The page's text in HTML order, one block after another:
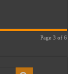
Page 3 of 6